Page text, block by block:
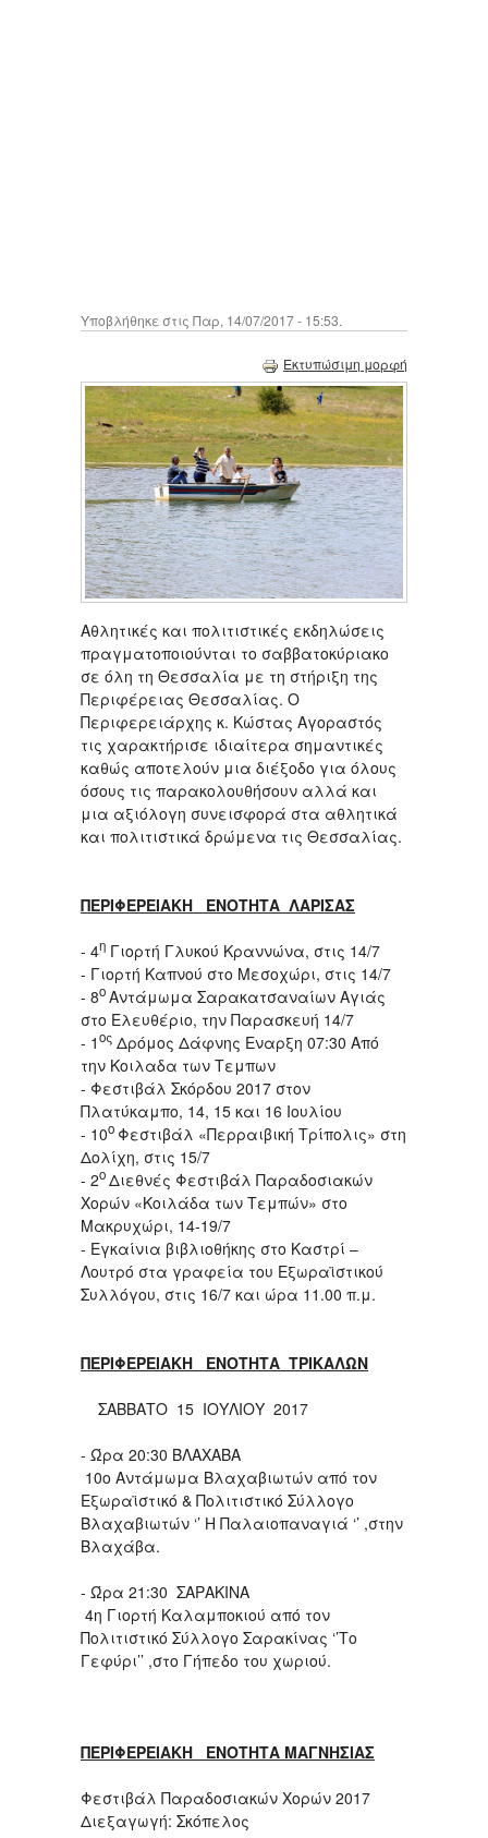
Υποβλήθηκε στις Παρ, 14/07/2017 - 15:53.
Εκτυπώσιμη μορφή
Αθλητικές και πολιτιστικές εκδηλώσεις
πραγματοποιούνται το σαββατοκύριακο
σε όλη τη Θεσσαλία με τη στήριξη της
Περιφέρειας Θεσσαλίας. Ο
Περιφερειάρχης κ. Κώστας Αγοραστός
τις χαρακτήρισε ιδιαίτερα σημαντικές
καθώς αποτελούν μια διέξοδο για όλους
όσους τις παρακολουθήσουν αλλά και
μια αξιόλογη συνεισφορά στα αθλητικά
και πολιτιστικά δρώμενα τις Θεσσαλίας.
ΠΕΡΙΦΕΡΕΙΑΚΗ ΕΝΟΤΗΤΑ ΛΑΡΙΣΑΣ
- 4η Γιορτή Γλυκού Κραννώνα, στις 14/7
- Γιορτή Καπνού στο Μεσοχώρι, στις 14/7
- 8οΑντάμωμα Σαρακατσαναίων Αγιάς
στο Ελευθέριο, την Παρασκευή 14/7
- 1ος Δρόμος Δάφνης Εναρξη 07:30 Από
την Κοιλαδα των Τεμπων
- Φεστιβάλ Σκόρδου 2017 στον
Πλατύκαμπο, 14, 15 και 16 Ιουλίου
- 10ο Φεστιβάλ «Περραιβική Τρίπολις» στη
Δολίχη, στις 15/7
- 2οΔιεθνές Φεστιβάλ Παραδοσιακών
Χορών «Κοιλάδα των Τεμπών» στο
Μακρυχώρι, 14-19/7
- Εγκαίνια βιβλιοθήκης στο Καστρί –
Λουτρό στα γραφεία του Εξωραϊστικού
Συλλόγου, στις 16/7 και ώρα 11.00 π.μ.
ΠΕΡΙΦΕΡΕΙΑΚΗ ΕΝΟΤΗΤΑ ΤΡΙΚΑΛΩΝ
ΣΑΒΒΑΤΟ 15 ΙΟΥΛΙΟΥ 2017
- Ώρα 20:30 ΒΛΑΧΑΒΑ
10ο Αντάμωμα Βλαχαβιωτών από τον
Εξωραϊστικό & Πολιτιστικό Σύλλογο
Βλαχαβιωτών ‘’ Η Παλαιοπαναγιά ‘’ ,στην
Βλαχάβα.
- Ώρα 21:30 ΣΑΡΑΚΙΝΑ
4η Γιορτή Καλαμποκιού από τον
Πολιτιστικό Σύλλογο Σαρακίνας ‘’Το
Γεφύρι’’ ,στο Γήπεδο του χωριού.
ΠΕΡΙΦΕΡΕΙΑΚΗ ΕΝΟΤΗΤΑ ΜΑΓΝΗΣΙΑΣ
Φεστιβάλ Παραδοσιακών Χορών 2017
Διεξαγωγή: Σκόπελος